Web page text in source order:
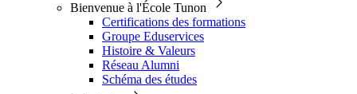
Bienvenue à l'École Tunon
Certifications des formations
Groupe Eduservices
Histoire & Valeurs
Réseau Alumni
Schéma des études